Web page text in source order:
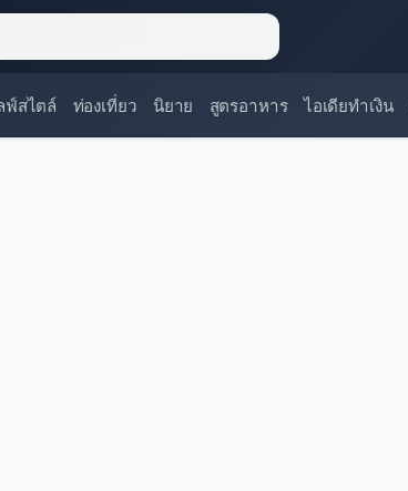
ฟ์สไตล์ ท่องเที่ยว นิยาย สูตรอาหาร ไอเดียทำเงิน